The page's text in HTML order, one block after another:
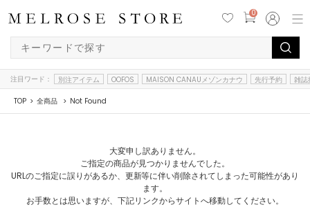
0
注目ワード： 別注アイテム OOFOS MAISON CANAUメゾンカナウ 先行予約 雑誌
TOP 全商品 Not Found
大変申し訳ありません。
ご指定の商品が見つかりませんでした。
URLのご指定に誤りがあるか、更新等に伴い削除されてしまった可能性があり
ます。
お手数とは思いますが、下記リンクからサイトへ移動してください。